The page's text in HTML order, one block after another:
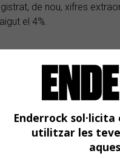
de nou, xifres
el 4%.
festivals catalans
Els cartells amb dones
un 34% de projectes
Enderrock
utilitzar les